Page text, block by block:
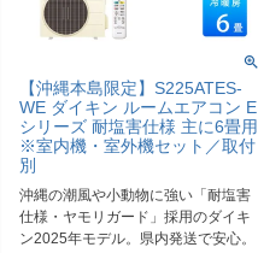
【沖縄本島限定】S225ATES-
WE ダイキン ルームエアコン E
シリーズ 耐塩害仕様 主に6畳用
※室内機・室外機セット／取付
別
沖縄の潮風や小動物に強い「耐塩害
仕様・ヤモリガード」採用のダイキ
ン2025年モデル。県内発送で安心。